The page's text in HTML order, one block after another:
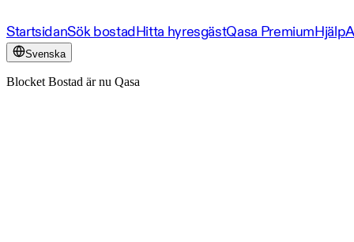
StartsidanSök bostadHitta hyresgästQasa PremiumHjälp
Svenska
Blocket Bostad är nu Qasa